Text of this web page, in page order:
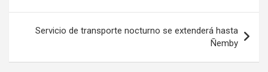
entradas
Servicio de transporte nocturno se extenderá hasta
Ñemby